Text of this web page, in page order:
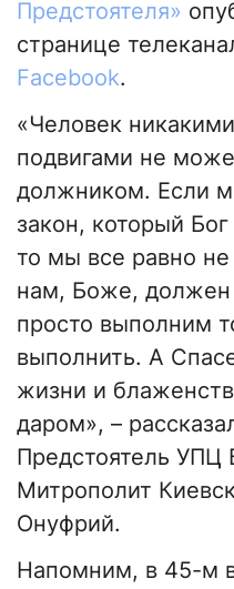
Предстоятеля»
странице
Facebook.
«Человек
подвигами не
должником. Если
закон, который
то мы все равно
нам, Боже,
просто выполним
выполнить. А
жизни и
даром», –
Предстоятель
Митрополит
Онуфрий.
Напомним, в 45-м